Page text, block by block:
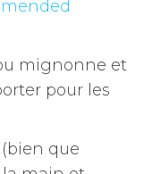
mignonne et
pour les
que